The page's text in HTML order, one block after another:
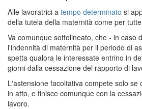
Alle lavoratrici a tempo determinato si
della tutela della maternità come per
Va comunque sottolineato, che - in caso
l'indennità di maternità per il periodo di
spetta qualora le interessate entrino in
giorni dalla cessazione del rapporto di
L'astensione facoltativa compete solo se
in atto, e finisce comunque con la
lavoro.